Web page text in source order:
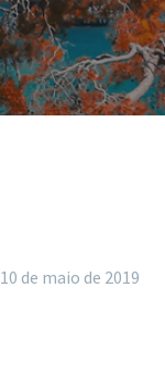
10 de maio de 2019